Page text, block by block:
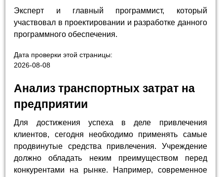
Эксперт и главный программист, который
участвовал в проектировании и разработке данного
программного обеспечения.
Дата проверки этой страницы:
2026-08-08
Анализ транспортных затрат на
предприятии
Для достижения успеха в деле привлечения
клиентов, сегодня необходимо применять самые
продвинутые средства привлечения. Учреждение
должно обладать неким преимуществом перед
конкурентами на рынке. Например, современное